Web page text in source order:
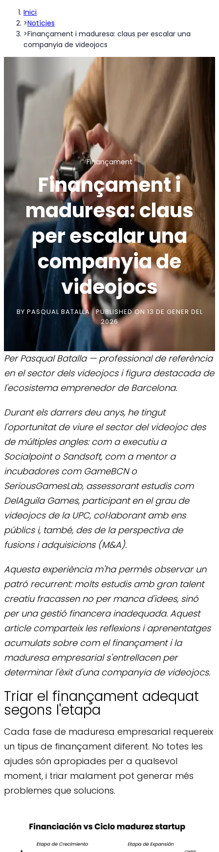
Inici
>Notícies
>Finançament i maduresa: claus per escalar una
companyia de videojocs
Finançament
Finançament i
maduresa: claus
per escalar una
companyia de
videojocs
BY PASQUAL BATALLAPUBLISHED ON 13 DE GENER DEL
2026
Per Pasqual Batalla — professional de referència
en el sector dels videojocs i figura destacada de
l'ecosistema emprenedor de Barcelona.
Durant els darrers deu anys, he tingut
l'oportunitat de viure el sector del videojoc des
de múltiples angles: com a executiu a
Socialpoint o Sandsoft, com a mentor a
incubadores com GameBCN o
SeriousGamesLab, assessorant estudis com
DelAguila Games, participant en el grau de
videojocs de la UPC, col·laborant amb ens
públics i, també, des de la perspectiva de
fusions i adquisicions (M&A).
Aquesta experiència m'ha permès observar un
patró recurrent: molts estudis amb gran talent
creatiu fracassen no per manca d'idees, sinó
per una gestió financera inadequada. Aquest
article comparteix les reflexions i aprenentatges
acumulats sobre com el finançament i la
maduresa empresarial s'entrellacen per
determinar l'èxit d'una companyia de videojocs.
Triar el finançament adequat
segons l'etapa
Cada fase de maduresa empresarial requereix
un tipus de finançament diferent. No totes les
ajudes són apropiades per a qualsevol
moment, i triar malament pot generar més
problemes que solucions.